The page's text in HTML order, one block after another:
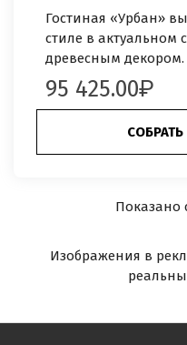
Гостиная «Урбан»
стиле в актуальном
древесным декором.
95 425.00
Показано
Изображения в